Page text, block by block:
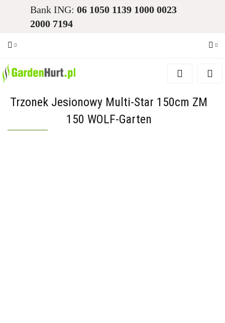
Bank ING: 06 1050 1139 1000 0023
2000 7194
Zaloguj się
Dodaj zgłoszenie
Trzonek Jesionowy Multi-Star 150cm ZM
150 WOLF-Garten